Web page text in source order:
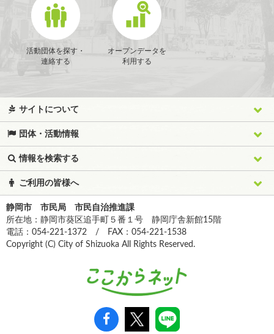
活動団体を探す・
連絡する
オープンデータを
利用する
サイトについて
団体・活動情報
情報を検索する
ご利用の皆様へ
静岡市 市民局 市民自治推進課
所在地：静岡市葵区追手町５番１号 静岡庁舎新館15階
電話：054-221-1372 / FAX：054-221-1538
Copyright (C) City of Shizuoka All Rights Reserved.